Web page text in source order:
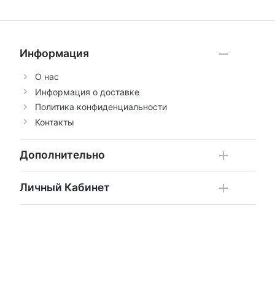
Информация
О нас
Информация о доставке
Политика конфиденциальности
Контакты
Дополнительно
Личный Кабинет